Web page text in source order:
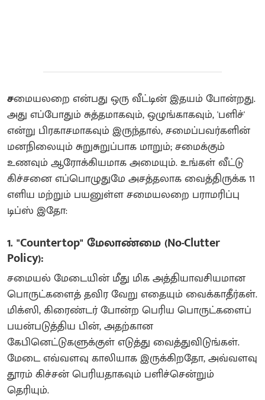
சமையலறை என்பது ஒரு வீட்டின் இதயம் போன்றது.
அது எப்போதும் சுத்தமாகவும், ஒழுங்காகவும், 'பளிச்'
என்று பிரகாசமாகவும் இருந்தால், சமைப்பவர்களின்
மனநிலையும் சுறுசுறுப்பாக மாறும்; சமைக்கும்
உணவும் ஆரோக்கியமாக அமையும். உங்கள் வீட்டு
கிச்சனை எப்பொழுதுமே அசத்தலாக வைத்திருக்க 11
எளிய மற்றும் பயனுள்ள சமையலறை பராமரிப்பு
டிப்ஸ் இதோ:
1. "Countertop" மேலாண்மை (No-Clutter
Policy):
சமையல் மேடையின் மீது மிக அத்தியாவசியமான
பொருட்களைத் தவிர வேறு எதையும் வைக்காதீர்கள்.
மிக்ஸி, கிரைண்டர் போன்ற பெரிய பொருட்களைப்
பயன்படுத்திய பின், அதற்கான
கேபினெட்டுகளுக்குள் எடுத்து வைத்துவிடுங்கள்.
மேடை எவ்வளவு காலியாக இருக்கிறதோ, அவ்வளவு
தூரம் கிச்சன் பெரியதாகவும் பளிச்சென்றும்
தெரியும்.